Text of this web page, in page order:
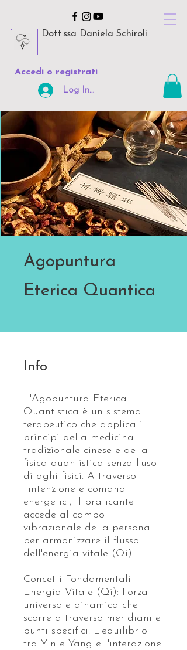
Dott.ssa Daniela Schiroli
Accedi o registrati
Log In Area Riservata
Agopuntura
Eterica Quantica
Info
L'Agopuntura Eterica
Quantistica è un sistema
terapeutico che applica i
principi della medicina
tradizionale cinese e della
fisica quantistica senza l'uso
di aghi fisici. Attraverso
l'intenzione e comandi
energetici, il praticante
accede al campo
vibrazionale della persona
per armonizzare il flusso
dell'energia vitale (Qi).
Concetti Fondamentali
Energia Vitale (Qi): Forza
universale dinamica che
scorre attraverso meridiani e
punti specifici. L'equilibrio
tra Yin e Yang e l'interazione